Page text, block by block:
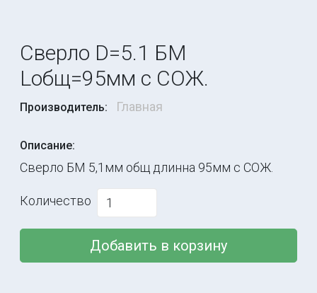
Сверло D=5.1 БМ
Lобщ=95мм с СОЖ.
Производитель: Главная
Описание:
Сверло БМ 5,1мм общ длинна 95мм с СОЖ.
Количество
Добавить в корзину